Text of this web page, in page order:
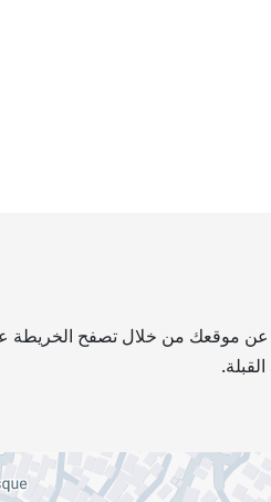
عن موقعك من خلال تصفح الخريطة